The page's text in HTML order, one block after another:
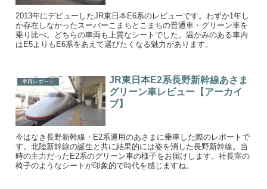
2013年にデビューしたJR東日本E6系のレビューです。わずか1年し
か存在しなかったスーパーこまちとこまちの普通車・グリーン車を
乗り比べ。どちらの車両も上質なシートでした。温かみのある車内
はE5よりもE6系をあえて選びたくなる魅力があります。
車両レポート
JR東日本E2系長野新幹線あさま
グリーン車レビュー【アーカイ
ブ】
今はなき長野新幹線・E2系運用のあさまに乗車した際のレポートで
す。北陸新幹線の誕生と共に結果的には姿を消した長野新幹線。当
時の主力だったE2系のグリーン車の様子をお届けします。社長室の
椅子のようなシートが印象的で時代を感じますね。